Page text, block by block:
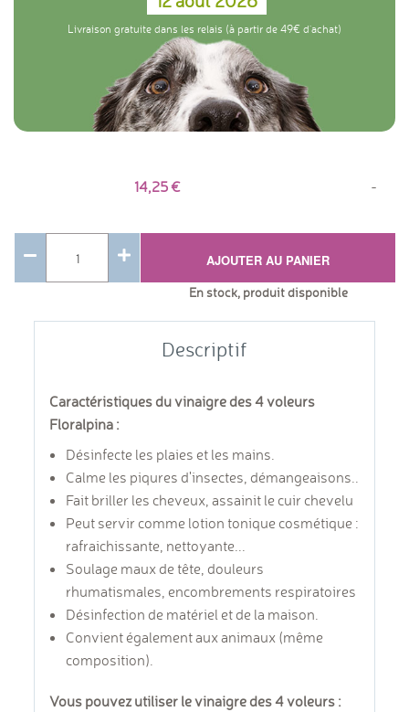
Livraison gratuite dans les relais (à partir de 49€ d'achat)
14,25 -
AJOUTER AU PANIER
En stock, produit disponible
Descriptif
Caractéristiques du vinaigre des 4 voleurs
Floralpina :
Désinfecte les plaies et les mains.
Calme les piqures d'insectes, démangeaisons..
Fait briller les cheveux, assainit le cuir chevelu
Peut servir comme lotion tonique cosmétique :
rafraichissante, nettoyante...
Soulage maux de tête, douleurs
rhumatismales, encombrements respiratoires
Désinfection de matériel et de la maison.
Convient également aux animaux (même
composition).
Vous pouvez utiliser le vinaigre des 4 voleurs :